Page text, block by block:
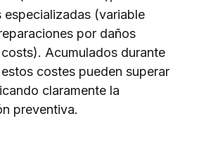
especializadas (variable
por daños
Acumulados durante
costes pueden superar
claramente la
preventiva.